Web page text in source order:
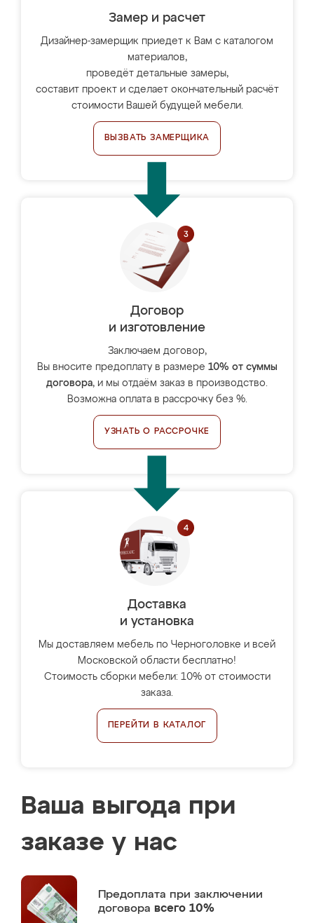
Замер и расчет
Дизайнер-замерщик приедет к Вам с каталогом
материалов,
проведёт детальные замеры,
составит проект и сделает окончательный расчёт
стоимости Вашей будущей мебели.
ВЫЗВАТЬ ЗАМЕРЩИКА
Договор
и изготовление
Заключаем договор,
Вы вносите предоплату в размере 10% от суммы
договора, и мы отдаём заказ в производство.
Возможна оплата в рассрочку без %.
УЗНАТЬ О РАССРОЧКЕ
Доставка
и установка
Мы доставляем мебель по Черноголовке и всей
Московской области бесплатно!
Стоимость сборки мебели: 10% от стоимости
заказа.
ПЕРЕЙТИ В КАТАЛОГ
Ваша выгода при
заказе у нас
Предоплата при заключении
договора всего 10%